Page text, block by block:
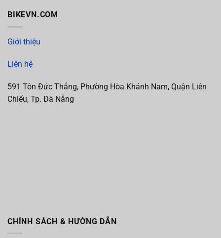
BIKEVN.COM
Giới thiệu
Liên hệ
591 Tôn Đức Thắng, Phường Hòa Khánh Nam, Quận Liên
Chiểu, Tp. Đà Nẵng
CHÍNH SÁCH & HƯỚNG DẪN